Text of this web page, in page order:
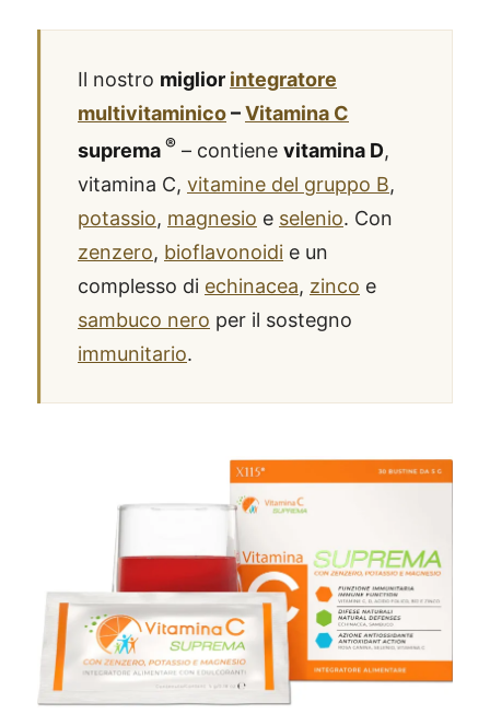
Il nostro miglior integratore
multivitaminico–Vitamina C
suprema ® – contiene vitamina D,
vitamina C, vitamine del gruppo B,
potassio, magnesio e selenio. Con
zenzero, bioflavonoidi e un
complesso di echinacea, zinco e
sambuco nero per il sostegno
immunitario.